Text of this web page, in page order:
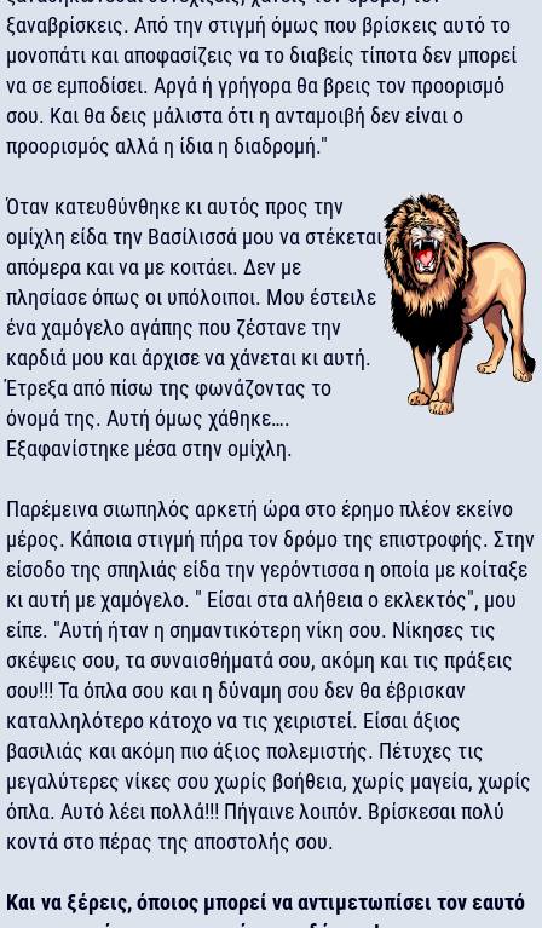
ξαναβρίσκεις. Από την στιγμή όμως που βρίσκεις αυτό το
μονοπάτι και αποφασίζεις να το διαβείς τίποτα δεν μπορεί
να σε εμποδίσει. Αργά ή γρήγορα θα βρεις τον προορισμό
σου. Και θα δεις μάλιστα ότι η ανταμοιβή δεν είναι ο
προορισμός αλλά η ίδια η διαδρομή."
Όταν κατευθύνθηκε κι αυτός προς την
ομίχλη είδα την Βασίλισσά μου να στέκεται
απόμερα και να με κοιτάει. Δεν με
πλησίασε όπως οι υπόλοιποι. Μου έστειλε
ένα χαμόγελο αγάπης που ζέστανε την
καρδιά μου και άρχισε να χάνεται κι αυτή.
Έτρεξα από πίσω της φωνάζοντας το
όνομά της. Αυτή όμως χάθηκε….
Εξαφανίστηκε μέσα στην ομίχλη.
Παρέμεινα σιωπηλός αρκετή ώρα στο έρημο πλέον εκείνο
μέρος. Κάποια στιγμή πήρα τον δρόμο της επιστροφής. Στην
είσοδο της σπηλιάς είδα την γερόντισσα η οποία με κοίταξε
κι αυτή με χαμόγελο. " Είσαι στα αλήθεια ο εκλεκτός", μου
είπε. "Αυτή ήταν η σημαντικότερη νίκη σου. Νίκησες τις
σκέψεις σου, τα συναισθήματά σου, ακόμη και τις πράξεις
σου!!! Τα όπλα σου και η δύναμη σου δεν θα έβρισκαν
καταλληλότερο κάτοχο να τις χειριστεί. Είσαι άξιος
βασιλιάς και ακόμη πιο άξιος πολεμιστής. Πέτυχες τις
μεγαλύτερες νίκες σου χωρίς βοήθεια, χωρίς μαγεία, χωρίς
όπλα. Αυτό λέει πολλά!!! Πήγαινε λοιπόν. Βρίσκεσαι πολύ
κοντά στο πέρας της αποστολής σου.
Και να ξέρεις, όποιος μπορεί να αντιμετωπίσει τον εαυτό